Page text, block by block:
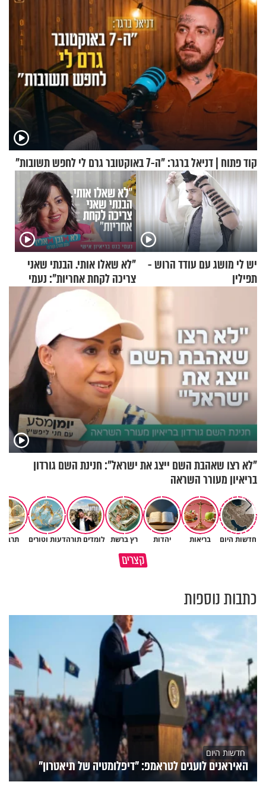
קוד פתוח | דניאל ברגר: "ה-7 באוקטובר גרם לי לחפש תשובות"
יש לי מושג עם עודד הרוש -
תפילין
"לא שאלו אותי. הבנתי שאני
צריכה לקחת אחריות": נעמי
בנט בריאיון אישי
"לא רצו שאהבת השם ייצג את ישראל": חנינת השם גורדון
בריאיון מעורר השראה
חדשות היום בריאות יהדות רץ ברשת לומדים תורהדעות וטורים
קצרים
תשתמש באהבה של השם לטובתך
פותחים פתח קטן - ומקבלים
כתבות נוספות
חדשות היום
האיראנים לועגים לטראמפ: "דיפלומטיה של תיאטרון"